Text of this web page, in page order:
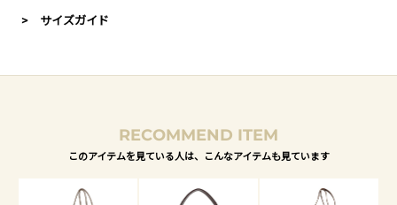
> サイズガイド
RECOMMEND ITEM
このアイテムを見ている人は、こんなアイテムも見ています